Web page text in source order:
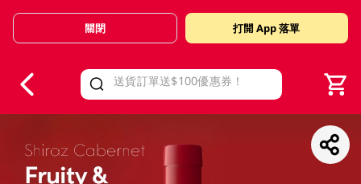
Valid Until 30 June 2026
關閉 打開 App 落單